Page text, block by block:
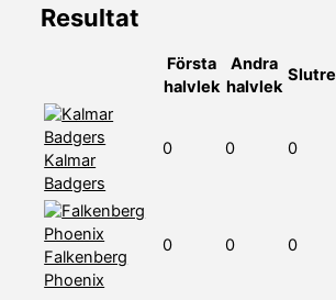
Resultat
Första
halvlek
Andra
halvlek
Kalmar
Badgers
0 0 0
Falkenberg
Phoenix
0 0 0